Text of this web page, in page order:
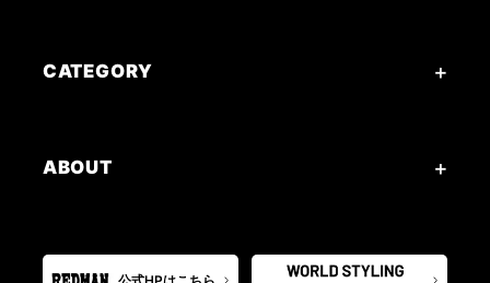
CATEGORY
ABOUT